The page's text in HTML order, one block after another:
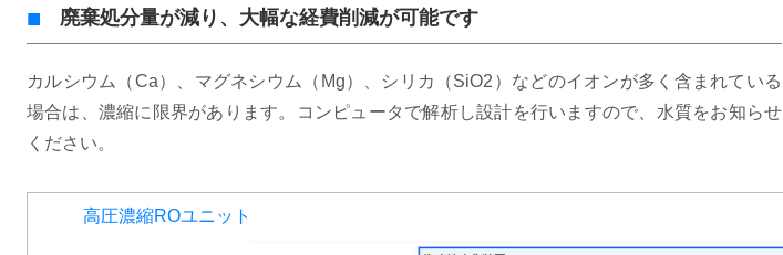
廃棄処分量が減り、大幅な経費削減が可能です
カルシウム（Ca）、マグネシウム（Mg）、シリカ（SiO2）などのイオンが多く含まれている
場合は、濃縮に限界があります。コンピュータで解析し設計を行いますので、水質をお知らせ
ください。
高圧濃縮ROユニット